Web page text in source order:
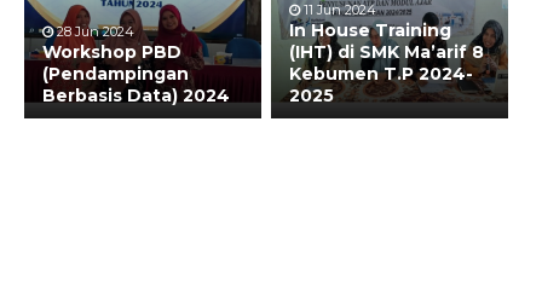
28 Jun 2024
Workshop PBD
(Pendampingan
Berbasis Data) 2024
11 Jun 2024
In House Training
(IHT) di SMK Ma’arif 8
Kebumen T.P 2024-
2025